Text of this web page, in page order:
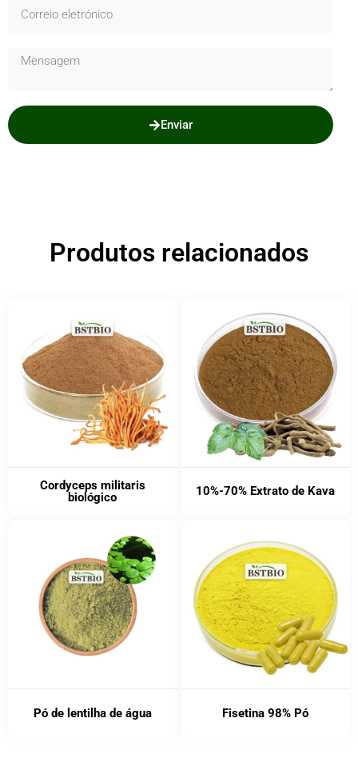
Enviar
Produtos relacionados
Cordyceps militaris
biológico
10%-70% Extrato de Kava
Pó de lentilha de água Fisetina 98% Pó